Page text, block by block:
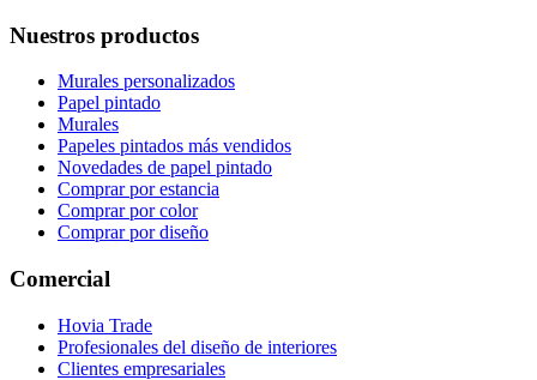
Nuestros productos
Murales personalizados
Papel pintado
Murales
Papeles pintados más vendidos
Novedades de papel pintado
Comprar por estancia
Comprar por color
Comprar por diseño
Comercial
Hovia Trade
Profesionales del diseño de interiores
Clientes empresariales